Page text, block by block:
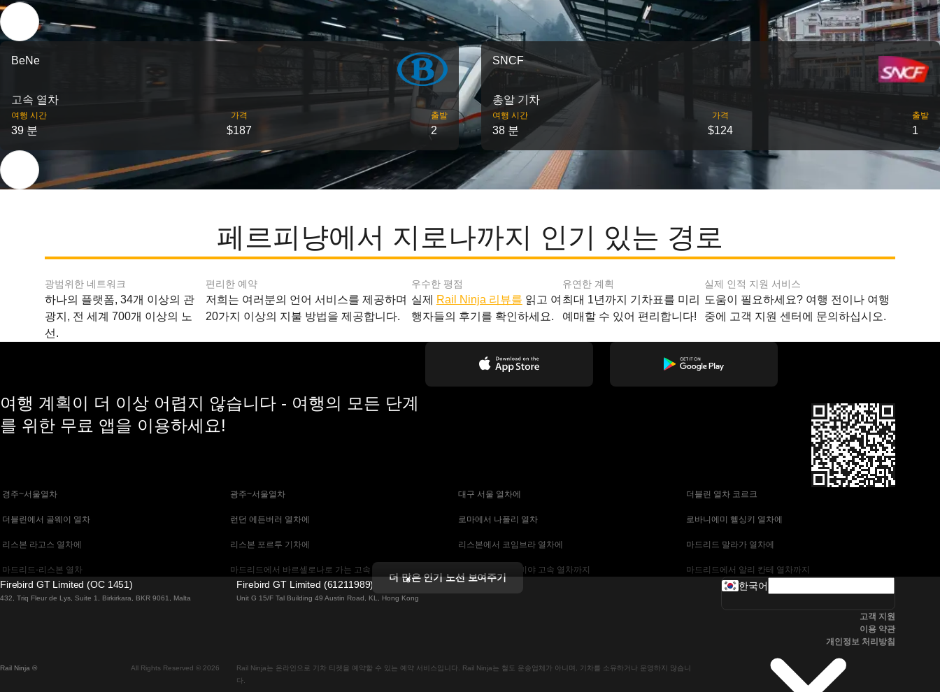
BeNe
고속 열차
여행 시간
39 분
가격
$187
출발
2
SNCF
총알 기차
여행 시간
38 분
가격
$124
출발
1
페르피냥에서 지로나까지 인기 있는 경로
광범위한 네트워크
하나의 플랫폼, 34개 이상의 관
광지, 전 세계 700개 이상의 노
선.
편리한 예약
저희는 여러분의 언어 서비스를 제공하며
20가지 이상의 지불 방법을 제공합니다.
우수한 평점
실제 Rail Ninja 리뷰를 읽고 여
행자들의 후기를 확인하세요.
유연한 계획
최대 1년까지 기차표를 미리
예매할 수 있어 편리합니다!
실제 인적 지원 서비스
도움이 필요하세요? 여행 전이나 여행
중에 고객 지원 센터에 문의하십시오.
여행 계획이 더 이상 어렵지 않습니다 - 여행의 모든 단계
를 위한 무료 앱을 이용하세요!
경주~서울열차 광주~서울열차 대구 서울 열차에 더블린 열차 코르크
더블린에서 골웨이 열차 런던 에든버러 열차에 로마에서 나폴리 열차 로바니에미 헬싱키 열차에
리스본 라고스 열차에 리스본 포르투 기차에 리스본에서 코임브라 열차에 마드리드 말라가 열차에
마드리드-리스본 열차 마드리드에서 바르셀로나로 가는 고속 열차 마드리드에서 세비야 고속 열차까지 마드리드에서 알리 칸테 열차까지
말라가 마드리드 기차에 바르셀로나 마드리드 기차에 바르셀로나-말라가 열차
비엔나 부다페스트 기차에 비엔나에서 잘츠부르크 열차 비엔나에서 프라하 고속 열차에 서울~울산열차
더 많은 인기 노선 보여주기
Firebird GT Limited (OC 1451)
432, Triq Fleur de Lys, Suite 1, Birkirkara, BKR 9061, Malta
Firebird GT Limited (61211989)
Unit G 15/F Tal Building 49 Austin Road, KL, Hong Kong
Rail Ninja ® All Rights Reserved © 2026
Rail Ninja는 온라인으로 기차 티켓을 예약할 수 있는 예약 서비스입니다. Rail Ninja는 철도 운송업체가 아니며, 기차를 소유하거나 운영하지 않습니
다.
한국어
고객 지원
이용 약관
개인정보 처리방침